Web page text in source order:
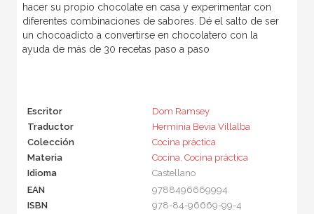
hacer su propio chocolate en casa y experimentar con
diferentes combinaciones de sabores. Dé el salto de ser
un chocoadicto a convertirse en chocolatero con la
ayuda de más de 30 recetas paso a paso
Escritor
Dom Ramsey
Traductor
Herminia Bevia Villalba
Colección
Cocina práctica
Materia
Cocina, Cocina práctica
Idioma
Castellano
EAN
9788496669994
ISBN
978-84-96669-99-4